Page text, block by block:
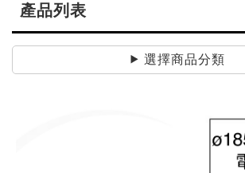
產品列表
選擇商品分類